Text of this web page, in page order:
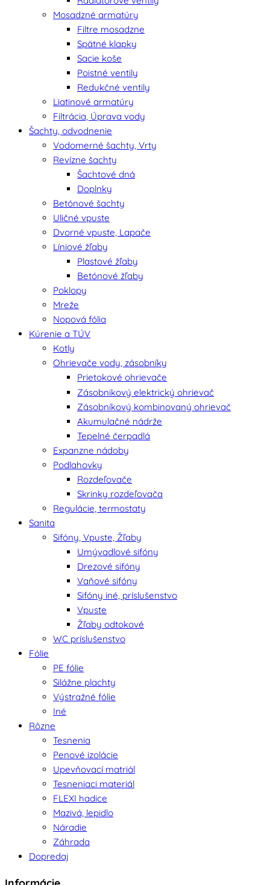
Mosadzné armatúry
Filtre mosadzne
Spätné klapky
Sacie koše
Poistné ventily
Redukčné ventily
Liatinové armatúry
Filtrácia, Úprava vody
Šachty, odvodnenie
Vodomerné šachty, Vrty
Revízne šachty
Šachtové dná
Doplnky
Betónové šachty
Uličné vpuste
Dvorné vpuste, Lapače
Líniové žľaby
Plastové žľaby
Betónové žľaby
Poklopy
Mreže
Nopová fólia
Kúrenie a TÚV
Kotly
Ohrievače vody, zásobníky
Prietokové ohrievače
Zásobnikový elektrický ohrievač
Zásobníkový kombinovaný ohrievač
Akumulačné nádrže
Tepelné čerpadlá
Expanzne nádoby
Podlahovky
Rozdeľovače
Skrinky rozdeľovača
Regulácie, termostaty
Sanita
Sifóny, Vpuste, Žľaby
Umývadlové sifóny
Drezové sifóny
Vaňové sifóny
Sifóny iné, príslušenstvo
Vpuste
Žľaby odtokové
WC príslušenstvo
Fólie
PE fólie
Silážne plachty
Výstražné fólie
Iné
Rôzne
Tesnenia
Penové izolácie
Upevňovací matriál
Tesneniaci materiál
FLEXI hadice
Mazivá, lepidlo
Náradie
Záhrada
Dopredaj